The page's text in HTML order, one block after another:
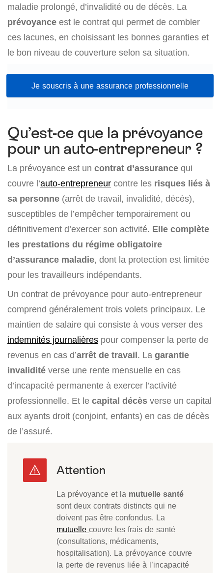
maladie prolongé, d’invalidité ou de décès. La
prévoyance est le contrat qui permet de combler
ces lacunes, en choisissant les bonnes garanties et
le bon niveau de couverture selon sa situation.
Je souscris à une assurance professionnelle
Qu’est-ce que la prévoyance
pour un auto-entrepreneur ?
La prévoyance est un contrat d’assurance qui
couvre l’auto-entrepreneur contre les risques liés à
sa personne (arrêt de travail, invalidité, décès),
susceptibles de l’empêcher temporairement ou
définitivement d’exercer son activité. Elle complète
les prestations du régime obligatoire
d’assurance maladie, dont la protection est limitée
pour les travailleurs indépendants.
Un contrat de prévoyance pour auto-entrepreneur
comprend généralement trois volets principaux. Le
maintien de salaire qui consiste à vous verser des
indemnités journalières pour compenser la perte de
revenus en cas d’arrêt de travail. La garantie
invalidité verse une rente mensuelle en cas
d’incapacité permanente à exercer l’activité
professionnelle. Et le capital décès verse un capital
aux ayants droit (conjoint, enfants) en cas de décès
de l’assuré.
La prévoyance et la mutuelle santé
sont deux contrats distincts qui ne
doivent pas être confondus. La
mutuelle couvre les frais de santé
(consultations, médicaments,
hospitalisation). La prévoyance couvre
la perte de revenus liée à l’incapacité